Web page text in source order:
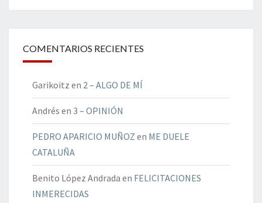
COMENTARIOS RECIENTES
Garikoitz en 2 – ALGO DE MÍ
Andrés en 3 – OPINIÓN
PEDRO APARICIO MUÑOZ en ME DUELE
CATALUÑA
Benito López Andrada en FELICITACIONES
INMERECIDAS